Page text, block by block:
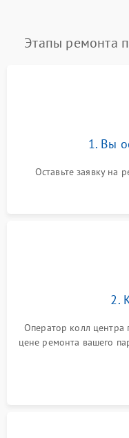
Этапы ремонта
1. Вы
Оставьте заявку на
2.
Оператор колл центра
цене ремонта вашего